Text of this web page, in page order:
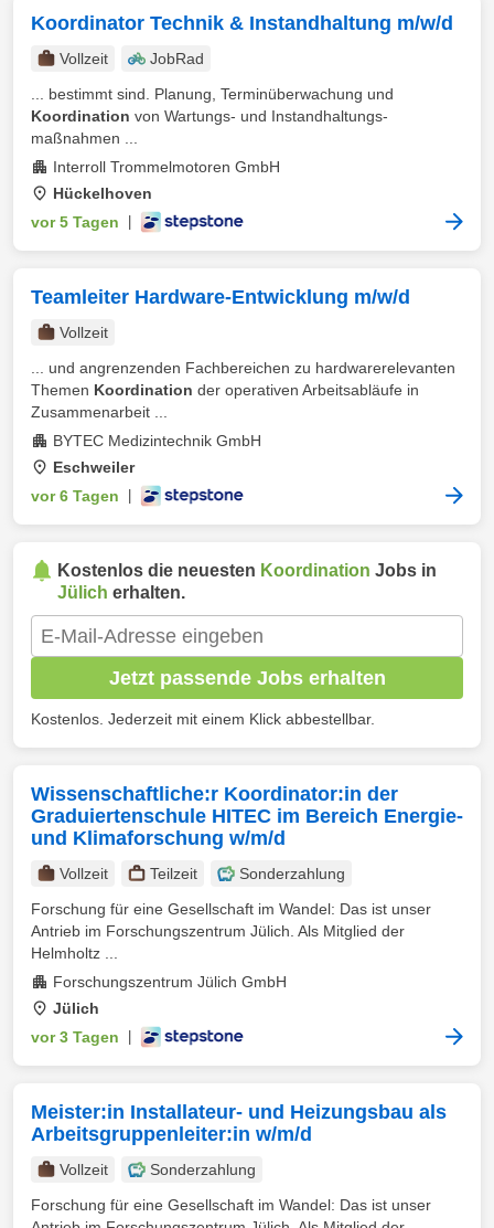
Koordinator Technik & Instandhaltung m/w/d
Vollzeit
JobRad
... bestimmt sind. Planung, Terminüberwachung und
Koordination von Wartungs- und Instandhaltungs-
maßnahmen ...
Interroll Trommelmotoren GmbH
Hückelhoven
vor 5 Tagen
Teamleiter Hardware-Entwicklung m/w/d
Vollzeit
... und angrenzenden Fachbereichen zu hardwarerelevanten
Themen Koordination der operativen Arbeitsabläufe in
Zusammenarbeit ...
BYTEC Medizintechnik GmbH
Eschweiler
vor 6 Tagen
Kostenlos die neuesten Koordination Jobs in
Jülich erhalten.
Jetzt passende Jobs erhalten
Kostenlos. Jederzeit mit einem Klick abbestellbar.
Wissenschaftliche:r Koordinator:in der
Graduiertenschule HITEC im Bereich Energie-
und Klimaforschung w/m/d
Vollzeit Teilzeit
Sonderzahlung
Forschung für eine Gesellschaft im Wandel: Das ist unser
Antrieb im Forschungszentrum Jülich. Als Mitglied der
Helmholtz ...
Forschungszentrum Jülich GmbH
Jülich
vor 3 Tagen
Meister:in Installateur- und Heizungsbau als
Arbeitsgruppenleiter:in w/m/d
Vollzeit
Sonderzahlung
Forschung für eine Gesellschaft im Wandel: Das ist unser